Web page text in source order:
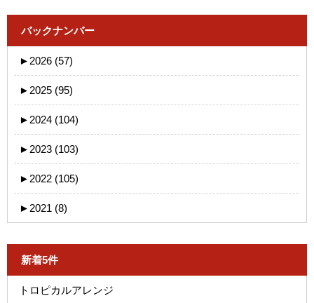
バックナンバー
►2026 (57)
►2025 (95)
►2024 (104)
►2023 (103)
►2022 (105)
►2021 (8)
新着5件
トロピカルアレンジ